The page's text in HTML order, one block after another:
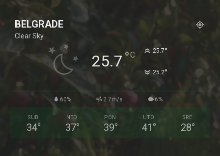
BELGRADE
Clear Sky
25.7 °C 25.7°
25.2°
60% 2.7m/s 6%
SUB
34°
NED
37°
PON
39°
UTO
41 °
SRE
28°